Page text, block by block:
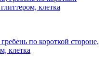
по короткой стороне,
клетка